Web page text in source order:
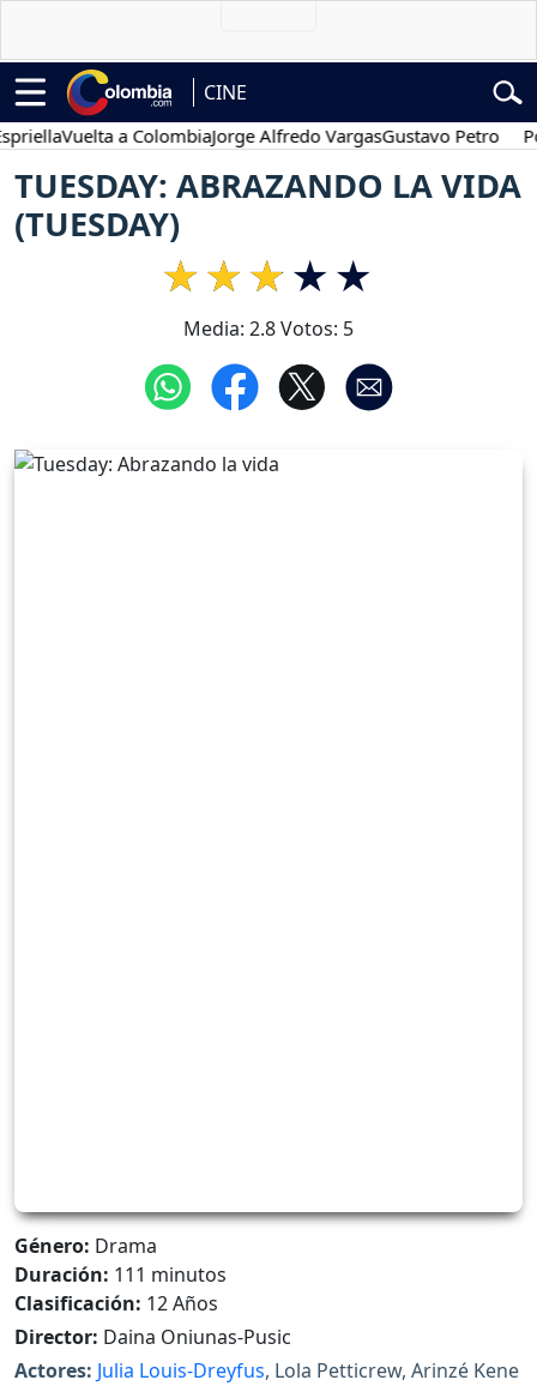
CINE
Vuelta a ColombiaJorge Alfredo VargasGustavo Petro
TUESDAY: ABRAZANDO LA VIDA
(TUESDAY)
Media: 2.8Votos: 5
Género: Drama
Duración: 111 minutos
Clasificación: 12 Años
Director: Daina Oniunas-Pusic
Actores: Julia Louis-Dreyfus, Lola Petticrew, Arinzé Kene